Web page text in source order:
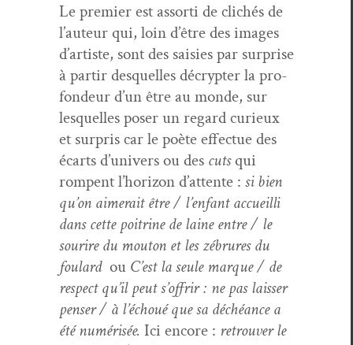
Le pre­mier est assor­ti de clichés de
l’auteur qui, loin d’être des images
d’artiste, sont des saisies par sur­prise
à par­tir desquelles décrypter la pro­
fondeur d’un être au monde, sur
lesquelles pos­er un regard curieux
et sur­pris car le poète effectue des
écarts d’univers ou des cutsqui
rompent l’horizon d’attente : si bien
qu’on aimerait être / l’enfant accueil­li
dans cette poitrine de laine entre / le
sourire du mou­ton et les zébrures du
foulardou C’est la seule mar­que / de
respect qu’il peut s’offrir : ne pas laiss­er
penser / à l’échoué que sa déchéance a
été numérisée. Ici encore : retrou­ver le